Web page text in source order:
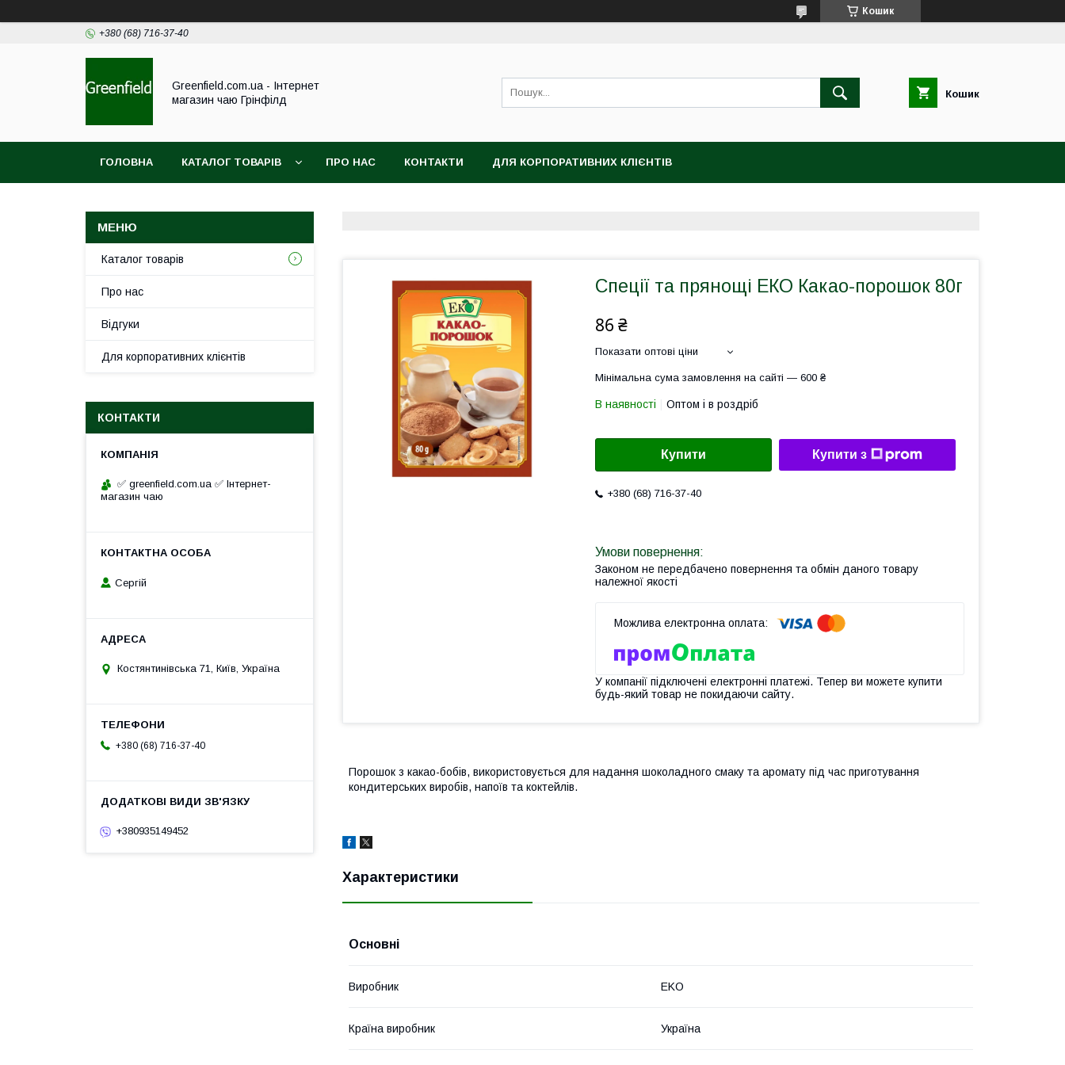
Кошик
+380 (68) 716-37-40
Greenfield.com.ua - Інтернет
магазин чаю Грінфілд
Кошик
ГОЛОВНА КАТАЛОГ ТОВАРІВ ПРО НАС КОНТАКТИ ДЛЯ КОРПОРАТИВНИХ КЛІЄНТІВ
Спеції та прянощі ЕКО Какао-порошок 80г
86 ₴
Показати оптові ціни
Мінімальна сума замовлення на сайті — 600 ₴
В наявності Оптом і в роздріб
Купити Купити з
+380 (68) 716-37-40
Законом не передбачено повернення та обмін даного товару
належної якості
У компанії підключені електронні платежі. Тепер ви можете купити
будь-який товар не покидаючи сайту.
Порошок з какао-бобів, використовується для надання шоколадного смаку та аромату під час приготування
кондитерських виробів, напоїв та коктейлів.
Характеристики
Основні
Виробник EKO
Країна виробник Україна
Каталог товарів
Про нас
Відгуки
Для корпоративних клієнтів
КОНТАКТИ
✅ greenfield.com.ua ✅ Інтернет-
магазин чаю
Сергій
Костянтинівська 71, Київ, Україна
+380 (68) 716-37-40
+380935149452